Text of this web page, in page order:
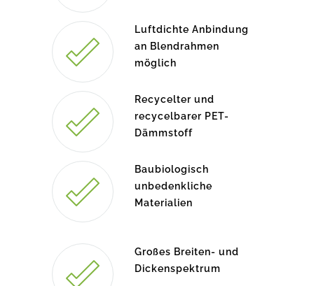
Luftdichte Anbindung
an Blendrahmen
möglich
Recycelter und
recycelbarer PET-
Dämmstoff
Baubiologisch
unbedenkliche
Materialien
Großes Breiten- und
Dickenspektrum